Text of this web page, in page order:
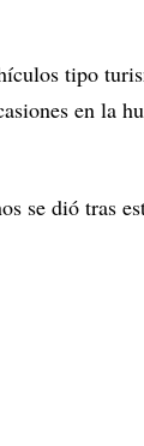
tipo
en la
se dió tras